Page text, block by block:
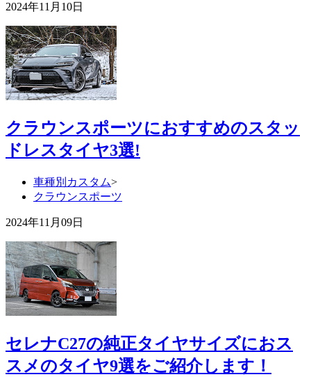
2024年11月10日
クラウンスポーツにおすすめのスタッ
ドレスタイヤ3選!
車種別カスタム>
クラウンスポーツ
2024年11月09日
セレナC27の純正タイヤサイズにおス
スメのタイヤ9選をご紹介します！